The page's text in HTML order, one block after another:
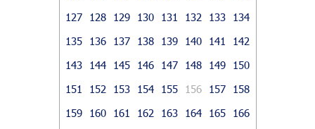
127
128 129 130 131 132 133
134
135
136 137 138 139 140 141
142
143
144 145 146 147 148 149
150
151
152 153 154 155 156 157
158
159
160 161 162 163 164 165
166